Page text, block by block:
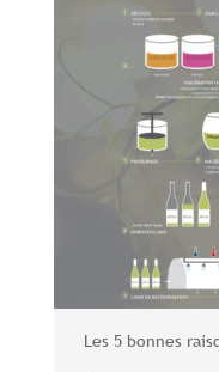
Les 5 bonnes